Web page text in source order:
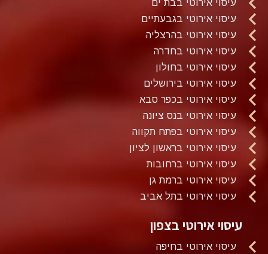
עיסוי אירוטי בבת ים
עיסוי אירוטי בגבעתיים
עיסוי אירוטי בהרצליה
עיסוי אירוטי בחדרה
עיסוי אירוטי בחולון
עיסוי אירוטי בירושלים
עיסוי אירוטי בכפר סבא
עיסוי אירוטי בנס ציונה
עיסוי אירוטי בפתח תקווה
עיסוי אירוטי בראשון לציון
עיסוי אירוטי ברחובות
עיסוי אירוטי ברמת גן
עיסוי אירוטי בתל אביב
עיסוי אירוטי בצפון
עיסוי אירוטי בחיפה